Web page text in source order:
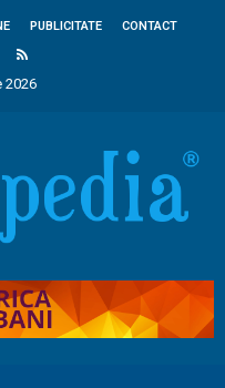
PUBLICITATE CONTACT
2026